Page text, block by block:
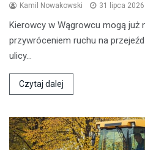
Kamil Nowakowski 31 lipca 2026
Kierowcy w Wągrowcu mogą już
przywróceniem ruchu na
ulicy…
Czytaj dalej